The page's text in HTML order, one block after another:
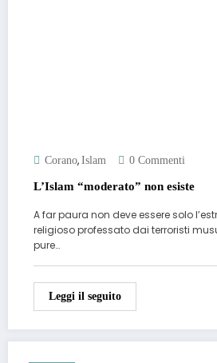
Corano, Islam 0 Commenti
L’Islam “moderato” non esiste
A far paura non deve essere solo
religioso professato dai terroristi
pure…
Leggi il seguito